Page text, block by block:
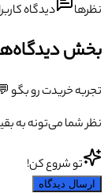
نظرها دیدگاه
بخش
تجربه خریدت رو بگو
نظر شما می‌تونه به
تو شروع کن!
ارسال دیدگاه